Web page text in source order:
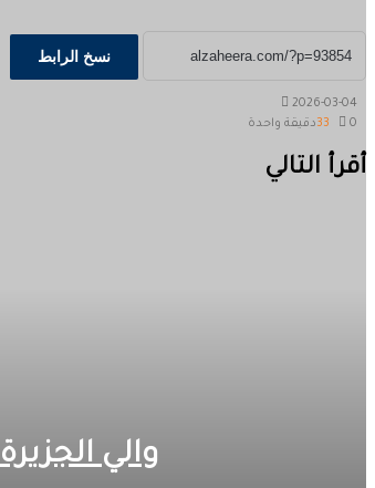
نسخ الرابط
2026-03-04
0
33دقيقة واحدة
فيسبوك
‫X
ماسنجر
ماسنجر
واتساب
تيلقرام
مشاركة
عبر
طباعة
أقرأ التالي
والي